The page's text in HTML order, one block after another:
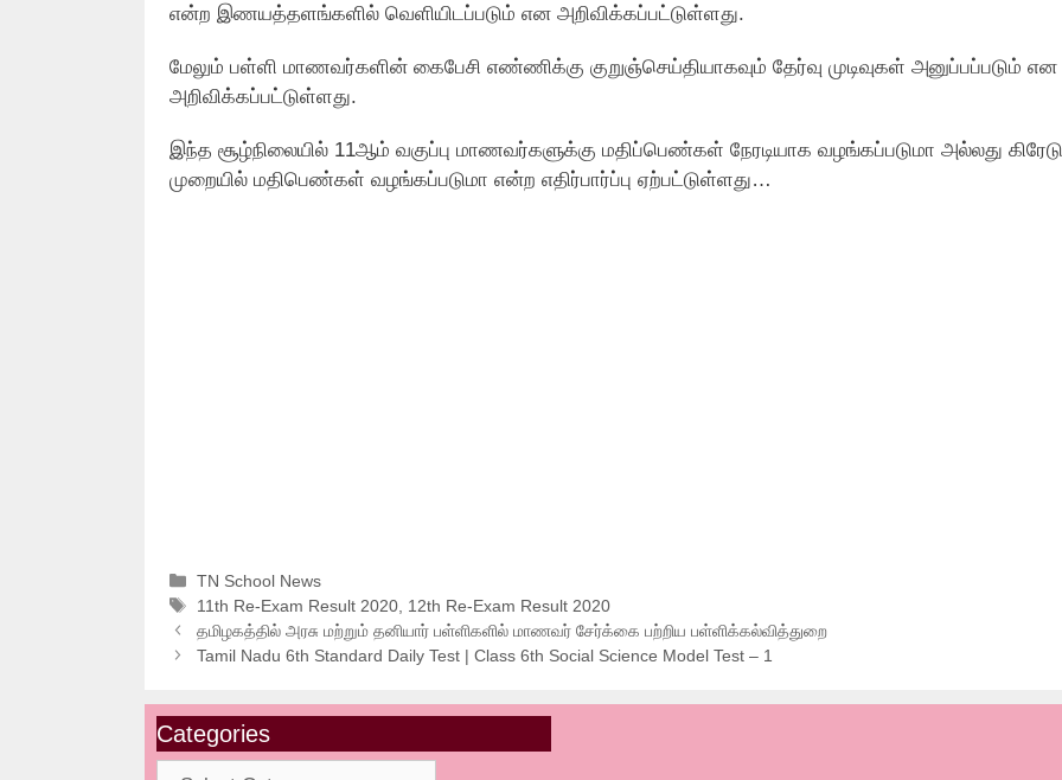
என்ற இணயத்தளங்களில் வெளியிடப்படும் என அறிவிக்கப்பட்டுள்ளது.
மேலும் பள்ளி மாணவர்களின் கைபேசி எண்ணிக்கு குறுஞ்செய்தியாகவும் தேர்வு முடிவுகள் அனுப்பப்படும் என
அறிவிக்கப்பட்டுள்ளது.
இந்த சூழ்நிலையில் 11ஆம் வகுப்பு மாணவர்களுக்கு மதிப்பெண்கள் நேரடியாக வழங்கப்படுமா அல்லது கிரேடு
முறையில் மதிபெண்கள் வழங்கப்படுமா என்ற எதிர்பார்ப்பு ஏற்பட்டுள்ளது…
Categories
TN School News
Tags
11th Re-Exam Result 2020 12th Re-Exam Result 2020
தமிழகத்தில் அரசு மற்றும் தனியார் பள்ளிகளில் மாணவர் சேர்க்கை பற்றிய பள்ளிக்கல்வித்துறை
Tamil Nadu 6th Standard Daily Test | Class 6th Social Science Model Test – 1
Categories
Categories